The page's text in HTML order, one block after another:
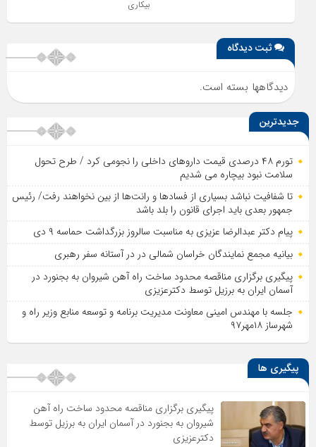
بیکاری
ثبت دیدگاه
دیدگاهها بسته است.
جدیدترین
تورم ۴۸ درصدی قیمت داروهای داخلی را نجومی کرد / طرح تحول
سلامت نبود بیچاره می شدیم
تا شفافیت نباشد بسیاری از فساد‌ها و رانت‌ها از بین نخواهند رفت/ رئیس
جمهور بعدی باید اجرای قانون را بلد باشد
پیام دکتر عبدالرضا عزیزی به مناسبت سالروز بزرگداشت حماسه ۹ دی
بیانیه مجمع نمایندگان خراسان شمالی در در آستانه سفر رهبری
پیگیری برگزاری مناقصه محدود ساخت راه آهن شیروان به بجنورد در
آسمان ایران به برزیل توسط دکترعزیزی
جلسه با مهندس امینی معاونت مدیریت برنامه و توسعه منابع وزیر راه و
شهرساز ۱۸مهر۹۷
پیگیری ها
پیگیری برگزاری مناقصه محدود ساخت راه آهن
شیروان به بجنورد در آسمان ایران به برزیل توسط
دکترعزیزی